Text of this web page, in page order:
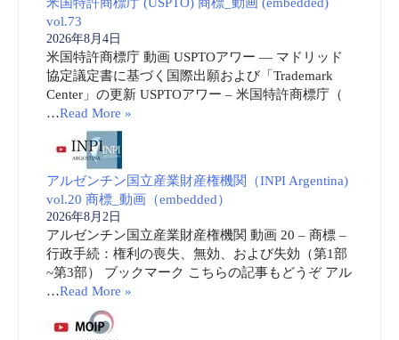
vol.73
2026年8月4日
米国特許商標庁 動画 USPTOアワー ― マドリッド
協定議定書に基づく国際出願および「Trademark
Center」の更新 USPTOアワー – 米国特許商標庁（
…Read More »
アルゼンチン国立産業財産権機関（INPI Argentina)
vol.20 商標_動画（embedded）
2026年8月2日
アルゼンチン国立産業財産権機関 動画 20 – 商標 –
行政手続：権利の喪失、無効、および失効（第1部
~第3部） ブックマーク こちらの記事もどうぞ アル
…Read More »